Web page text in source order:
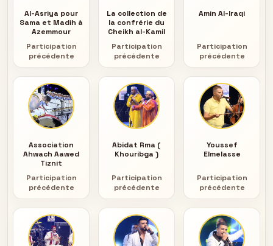
Al-Asriya pour
Sama et Madih à
Azemmour
Participation
précédente
La collection de
la confrérie du
Cheikh al-Kamil
Participation
précédente
Amin Al-Iraqi
Participation
précédente
Association
Ahwach Aawed
Tiznit
Participation
précédente
Abidat Rma (
Khouribga )
Participation
précédente
Youssef
Elmelasse
Participation
précédente